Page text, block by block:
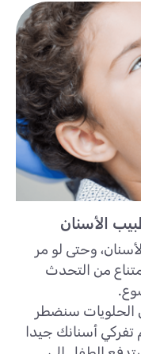
الأسنان
وحتى لو مر
من التحدث
الحلويات سنضطر
أسنانك جيدا